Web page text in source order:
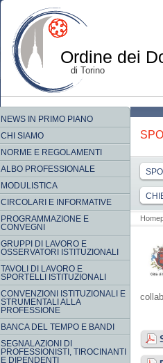
Ordine dei
di Torino
NEWS IN PRIMO PIANO
CHI SIAMO
NORME E REGOLAMENTI
ALBO PROFESSIONALE
MODULISTICA
CIRCOLARI E INFORMATIVE
PROGRAMMAZIONE E
CONVEGNI
GRUPPI DI LAVORO E
OSSERVATORI ISTITUZIONALI
TAVOLI DI LAVORO E
SPORTELLI ISTITUZIONALI
CONVENZIONI ISTITUZIONALI E
STRUMENTALI ALLA
PROFESSIONE
BANCA DEL TEMPO E BANDI
SEGNALAZIONI DI
PROFESSIONISTI, TIROCINANTI
E DIPENDENTI